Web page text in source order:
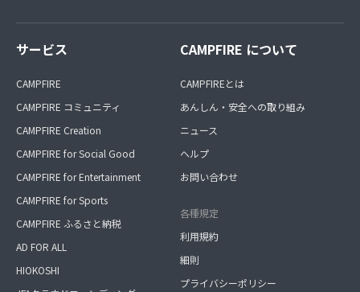
サービス
CAMPFIRE
CAMPFIRE コミュニティ
CAMPFIRE Creation
CAMPFIRE for Social Good
CAMPFIRE for Entertainment
CAMPFIRE for Sports
CAMPFIRE ふるさと納税
AD FOR ALL
HIOKOSHI
CAMPFIRE について
CAMPFIREとは
あんしん・安全への取り組み
ニュース
ヘルプ
お問い合わせ
各種規定
利用規約
細則
プライバシーポリシー